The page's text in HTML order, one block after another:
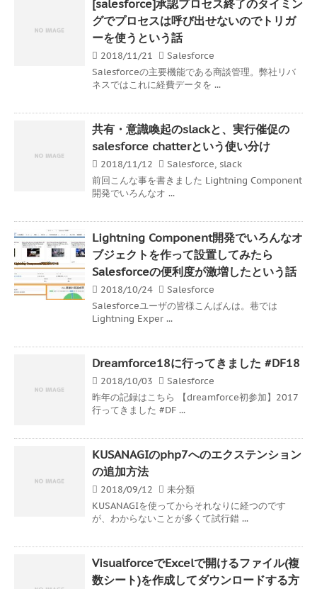
[salesforce]承認プロセス終了のタイミン
グでプロセスは呼び出せないのでトリガ
ーを使うという話
2018/11/21
Salesforce
Salesforceの主要機能である商談管理。弊社リバ
ネスではこれに経費データを ...
共有・意識喚起のslackと、実行催促の
salesforce chatterという使い分け
2018/11/12 Salesforce, slack
前回こんな事を書きました Lightning Component
開発でいろんなオ ...
Lightning Component開発でいろんなオ
ブジェクトを作って設置してみたら
Salesforceの便利度が激増したという話
2018/10/24
Salesforce
Salesforceユーザの皆様こんばんは。巷では
Lightning Exper ...
Dreamforce18に行ってきました #DF18
2018/10/03
Salesforce
昨年の記録はこちら 【dreamforce初参加】2017
行ってきました #DF ...
KUSANAGIのphp7へのエクステンション
の追加方法
2018/09/12
未分類
KUSANAGIを使ってからそれなりに経つのです
が、わからないことが多くて試行錯 ...
VisualforceでExcelで開けるファイル(複
数シート)を作成してダウンロードする方